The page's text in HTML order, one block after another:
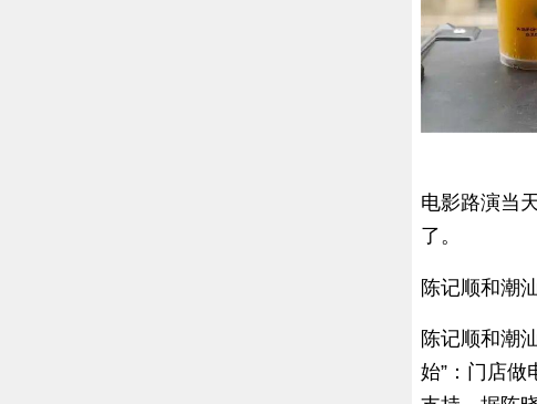
电影路演当
了。
陈记顺和潮
陈记顺和潮
始”：门店做